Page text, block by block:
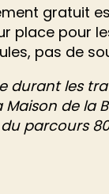
gratuit
place pour
pas de
durant les
Maison de la
parcours